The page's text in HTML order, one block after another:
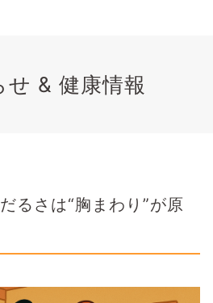
& 健康情報
るさは“胸まわり”が原